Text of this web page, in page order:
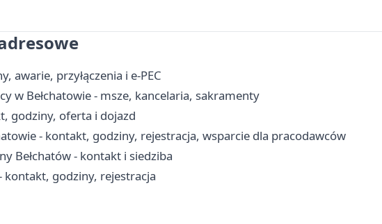
awarie, przyłączenia i e-PEC
w Bełchatowie - msze, kancelaria, sakramenty
godziny, oferta i dojazd
- kontakt, godziny, rejestracja, wsparcie dla pracodawców
Bełchatów - kontakt i siedziba
kontakt, godziny, rejestracja